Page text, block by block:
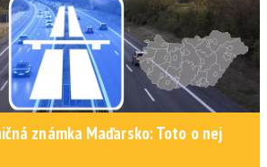
známka Maďarsko: Toto o nej